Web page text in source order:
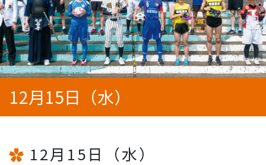
12月15日（水）
12月15日（水）